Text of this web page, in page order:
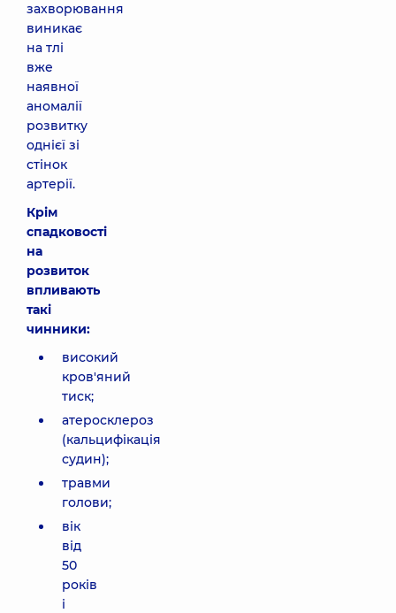
захворювання
виникає
на тлі
вже
наявної
аномалії
розвитку
однієї зі
стінок
артерії.
Крім
спадковості
на
розвиток
впливають
такі
чинники:
високий
кров'яний
тиск;
атеросклероз
(кальцифікація
судин);
травми
голови;
вік
від
50
років
і